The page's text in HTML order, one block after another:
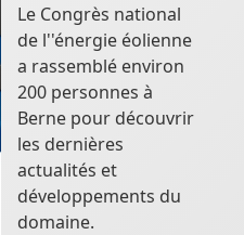
Le Congrès national
de l''énergie éolienne
a rassemblé environ
200 personnes à
Berne pour découvrir
les dernières
actualités et
développements du
domaine.